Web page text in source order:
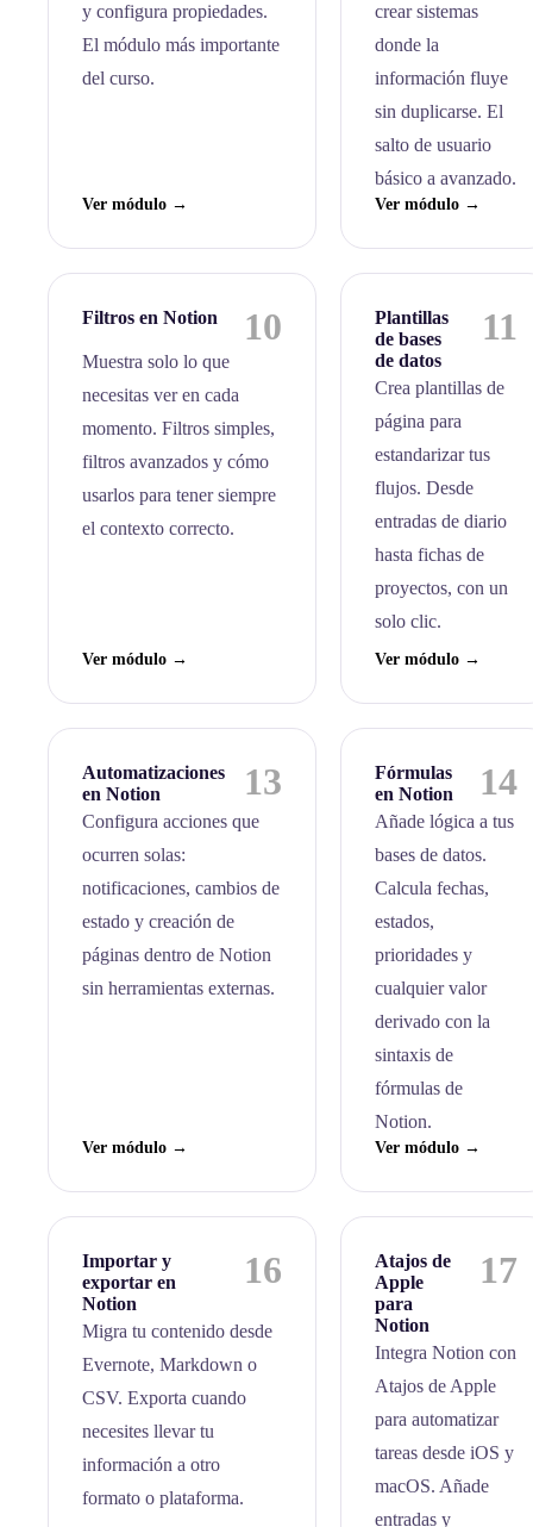
y configura propiedades.
El módulo más importante
del curso.
Ver módulo →
crear sistemas
donde la
información fluye
sin duplicarse. El
salto de usuario
básico a avanzado.
Ver módulo →
Filtros en Notion 10
Muestra solo lo que
necesitas ver en cada
momento. Filtros simples,
filtros avanzados y cómo
usarlos para tener siempre
el contexto correcto.
Ver módulo →
Plantillas
de bases
de datos
11
Crea plantillas de
página para
estandarizar tus
flujos. Desde
entradas de diario
hasta fichas de
proyectos, con un
solo clic.
Ver módulo →
Automatizaciones
en Notion
13
Configura acciones que
ocurren solas:
notificaciones, cambios de
estado y creación de
páginas dentro de Notion
sin herramientas externas.
Ver módulo →
Fórmulas
en Notion
14
Añade lógica a tus
bases de datos.
Calcula fechas,
estados,
prioridades y
cualquier valor
derivado con la
sintaxis de
fórmulas de
Notion.
Ver módulo →
Importar y
exportar en
Notion
16
Migra tu contenido desde
Evernote, Markdown o
CSV. Exporta cuando
necesites llevar tu
información a otro
formato o plataforma.
Atajos de
Apple
para
Notion
17
Integra Notion con
Atajos de Apple
para automatizar
tareas desde iOS y
macOS. Añade
entradas y